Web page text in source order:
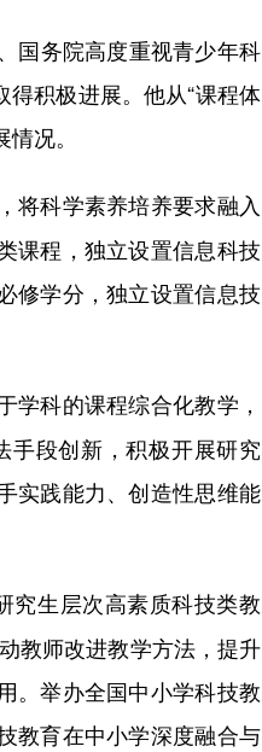
国务院高度重视青少年科
积极进展。他从“课程体
况。
将科学素养培养要求融入
课程，独立设置信息科技
修学分，独立设置信息技
学科的课程综合化教学，
手段创新，积极开展研究
实践能力、创造性思维能
究生层次高素质科技类教
教师改进教学方法，提升
。举办全国中小学科技教
教育在中小学深度融合与